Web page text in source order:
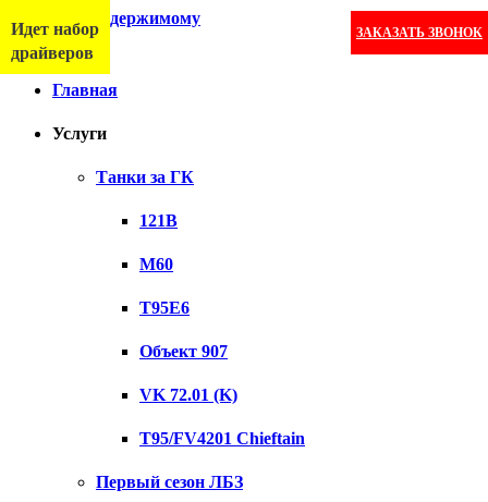
Перейти к содержимому
ЗАКАЗАТЬ ЗВОНОК
Меню
Главная
Услуги
Танки за ГК
121B
M60
T95E6
Объект 907
VK 72.01 (K)
T95/FV4201 Chieftain
Первый сезон ЛБЗ
Идет набор
драйверов